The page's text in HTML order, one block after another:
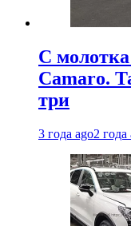
С
Camaro.
три
3 года ago2 года